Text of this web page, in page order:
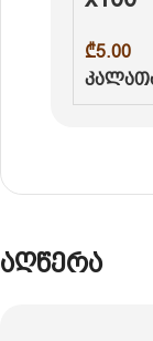
₾5.00
აღწერა